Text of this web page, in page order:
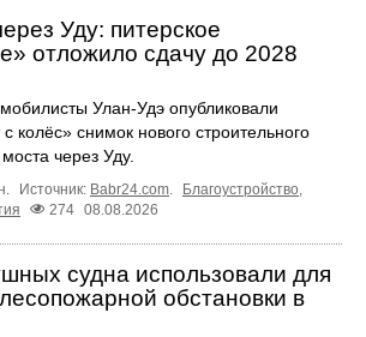
Уду: питерское
отложило сдачу до 2028
Улан-Удэ опубликовали
колёс» снимок нового строительного
через Уду.
Источник: Babr24.com. Благоустройство,
274 08.08.2026
судна использовали для
обстановки в